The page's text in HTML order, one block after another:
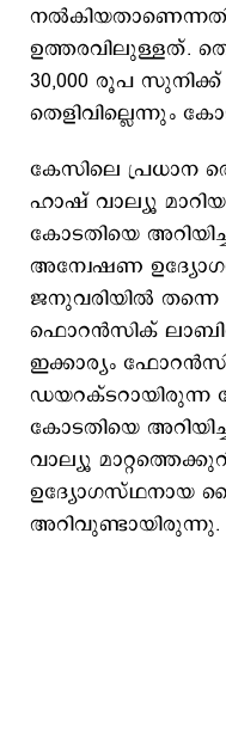
ഉത്തരവിലുള്ളത്.
30,000 രൂപ
തെളിവില്ലെന്നും
കേസിലെ പ്രധാന
ഹാഷ് വാല്യൂ
കോടതിയെ
അന്വേഷണ
ജനുവരിയിൽ തന്നെ
ഫൊറൻസിക് ലാബിൽ
ഇക്കാര്യം
കോടതിയെ
വാല്യൂ
ഉദ്യോഗസ്ഥനായ
അറിവുണ്ടായിരുന്നു.